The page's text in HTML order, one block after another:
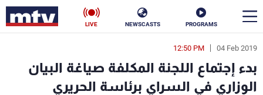
PROGRAMS
NEWSCASTS
LIVE
04 Feb 2019
12:50 PM
بدء إجتماع اللجنة المكلفة صياغة البيان
الوزاري في السراي برئاسة الحريري
en
الأخبار